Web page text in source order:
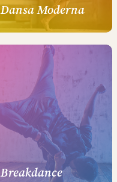
Dansa Moderna
Breakdance